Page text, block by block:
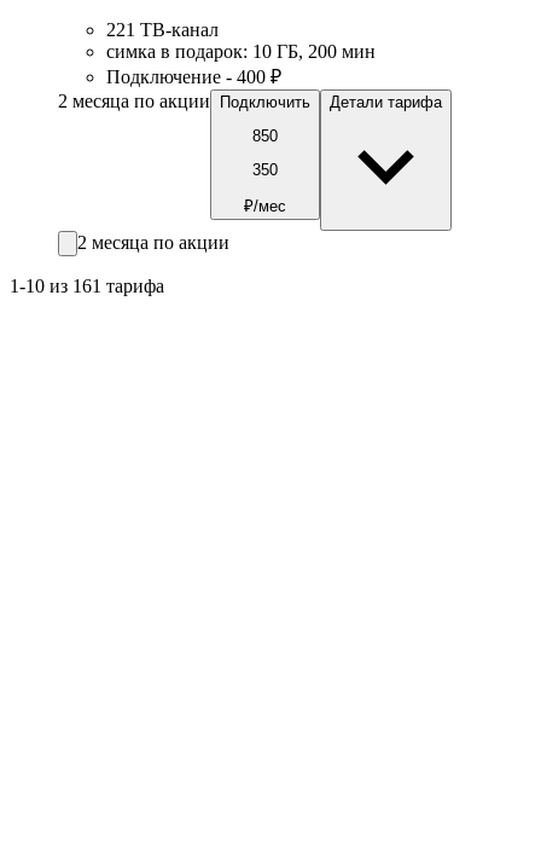
221 ТB-канал
симка в подарок: 10 ГБ, 200 мин
Подключение - 400 ₽
2 месяца по акции
Подключить
850
350
₽/мес
Детали тарифа
2 месяца по акции
1-10 из 161 тарифа